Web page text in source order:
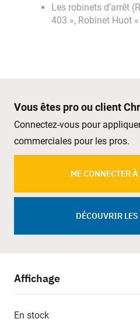
Les robinets d’arrêt
403 », Robinet Huot
Vous êtes pro ou client
Connectez-vous pour
commerciales pour les pros.
ME CONNECTER
DÉCOUVRIR LES
Affichage
En stock